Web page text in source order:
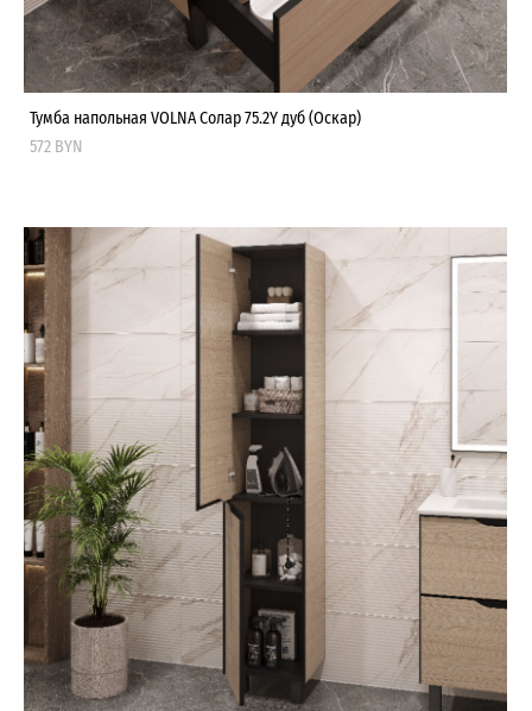
Тумба напольная VOLNA Солар 75.2Y дуб (Оскар)
572 BYN